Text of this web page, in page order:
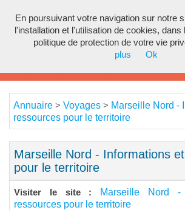
Annuaire > Voyages > Marseille Nord -
ressources pour le territoire
Marseille Nord - Informations
pour le territoire
Visiter le site :
Marseille Nord -
ressources pour le territoire
En poursuivant votre navigation sur notre
l'installation et l'utilisation de cookies,
politique de protection de votre vie
plus
Ok